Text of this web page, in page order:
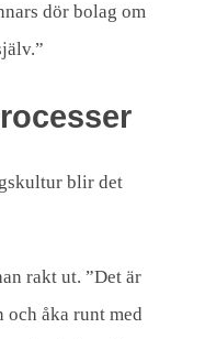
dör bolag om
blir det
rakt ut. ”Det är
åka runt med